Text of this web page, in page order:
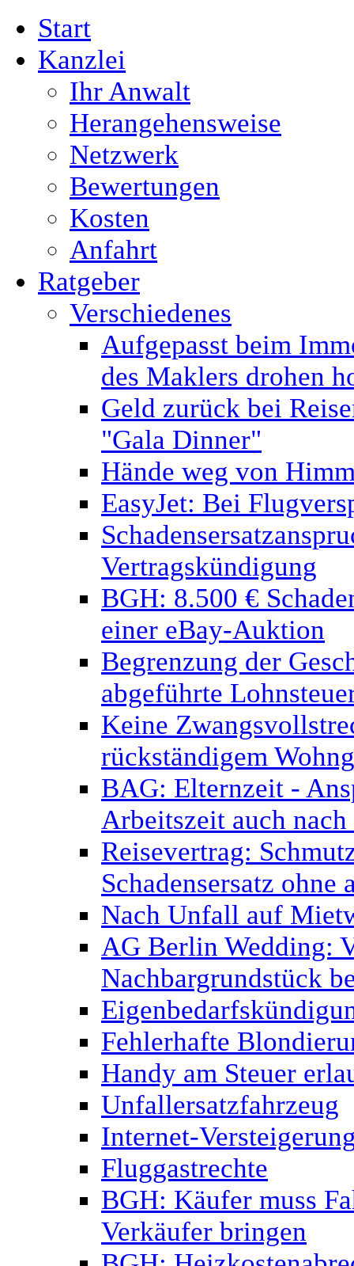
Start
Kanzlei
Ihr Anwalt
Herangehensweise
Netzwerk
Bewertungen
Kosten
Anfahrt
Ratgeber
Verschiedenes
Aufgepasst beim
des Maklers drohen
Geld zurück bei
"Gala Dinner"
Hände weg von
EasyJet: Bei
Vertragskündigung
BGH: 8.500 €
einer eBay-Auktion
Begrenzung der
abgeführte
Keine
rückständigem
BAG: Elternzeit -
Arbeitszeit auch
Reisevertrag:
Schadensersatz ohne
Nach Unfall auf
AG Berlin Wedding:
Nachbargrundstück
Fehlerhafte
Handy am Steuer
Unfallersatzfahrzeug
Internet-
Fluggastrechte
BGH: Käufer muss
Verkäufer bringen